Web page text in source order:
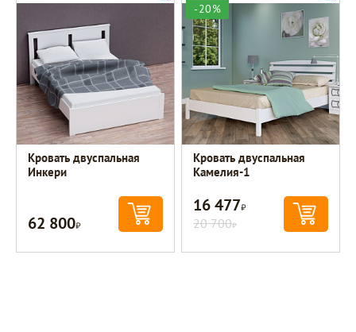
Кровать двуспальная
Инкери
62 800Р
-20%
Кровать двуспальная
Камелия-1
16 477Р
20 700Р